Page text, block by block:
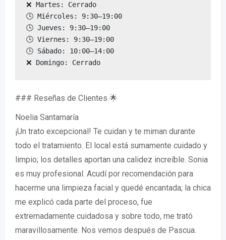
❌ Martes: Cerrado
🕓 Miércoles: 9:30–19:00
🕓 Jueves: 9:30–19:00
🕓 Viernes: 9:30–19:00
🕓 Sábado: 10:00–14:00
❌ Domingo: Cerrado
### Reseñas de Clientes 🌟
Noelia Santamaría
¡Un trato excepcional! Te cuidan y te miman durante
todo el tratamiento. El local está sumamente cuidado y
limpio; los detalles aportan una calidez increíble. Sonia
es muy profesional. Acudí por recomendación para
hacerme una limpieza facial y quedé encantada; la chica
me explicó cada parte del proceso, fue
extremadamente cuidadosa y sobre todo, me trató
maravillosamente. Nos vemos después de Pascua.